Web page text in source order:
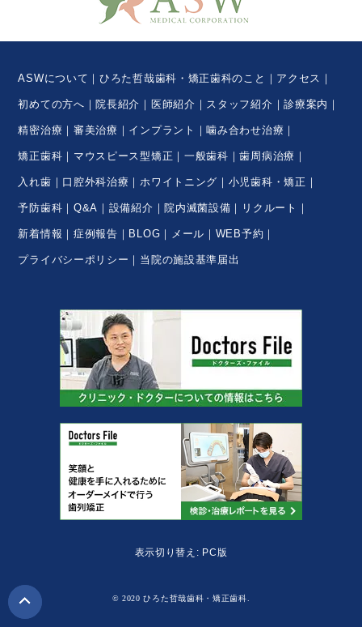
ASWについて ひろた哲哉歯科・矯正歯科のこと アクセス
初めての方へ 院長紹介 医師紹介 スタッフ紹介 診療案内
精密治療 審美治療 インプラント 噛み合わせ治療
矯正歯科 マウスピース型矯正 一般歯科 歯周病治療
入れ歯 口腔外科治療 ホワイトニング 小児歯科・矯正
予防歯科 Q&A 設備紹介 院内滅菌設備 リクルート
新着情報 症例報告 BLOG メール WEB予約
プライバシーポリシー 当院の施設基準届出
表示切り替え: PC版
© 2020 ひろた哲哉歯科・矯正歯科.